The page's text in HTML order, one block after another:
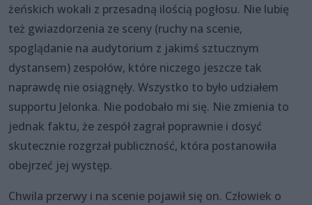
żeńskich wokali z przesadną ilością pogłosu. Nie lubię
też gwiazdorzenia ze sceny (ruchy na scenie,
spoglądanie na audytorium z jakimś sztucznym
dystansem) zespołów, które niczego jeszcze tak
naprawdę nie osiągnęły. Wszystko to było udziałem
supportu Jelonka. Nie podobało mi się. Nie zmienia to
jednak faktu, że zespół zagrał poprawnie i dosyć
skutecznie rozgrzał publiczność, która postanowiła
obejrzeć jej występ.
Chwila przerwy i na scenie pojawił się on. Człowiek o